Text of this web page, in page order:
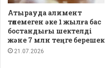
Атырауда алимент
төлемеген әке 1 жылға бас
бостандығы шектелді
және 7 млн теңге берешек
21.07.2026